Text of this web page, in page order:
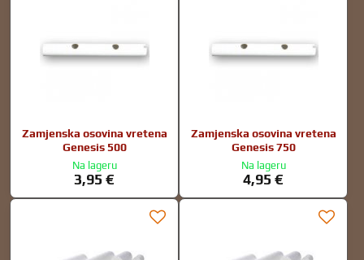
Zamjenska osovina vretena
Genesis 500
Na lageru
3,95 €
Zamjenska osovina vretena
Genesis 750
Na lageru
4,95 €